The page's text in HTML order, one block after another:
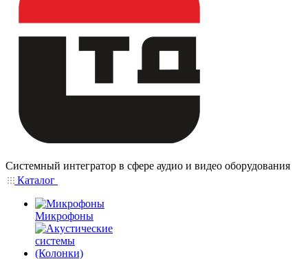
Системный интегратор в сфере аудио и видео оборудования
Каталог
Микрофоны